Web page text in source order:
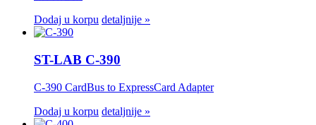
Dodaj u korpu detaljnije »
ST-LAB C-390
C-390 CardBus to ExpressCard Adapter
Dodaj u korpu detaljnije »